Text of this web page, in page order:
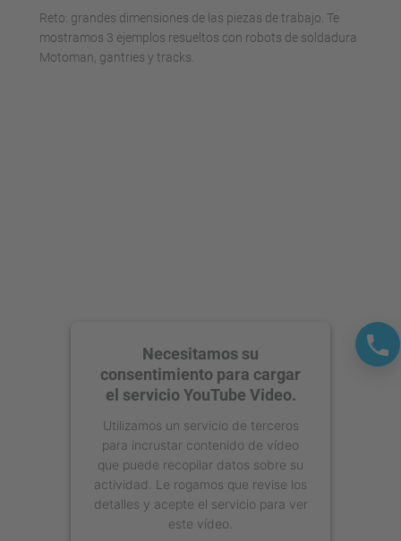
powered by
Usercentrics Consent
Management Platform
Reto: grandes dimensiones de las piezas de trabajo. Te
mostramos 3 ejemplos resueltos con robots de soldadura
Motoman, gantries y tracks.
Necesitamos su
consentimiento para cargar
el servicio YouTube Video.
Utilizamos un servicio de terceros
para incrustar contenido de vídeo
que puede recopilar datos sobre su
actividad. Le rogamos que revise los
detalles y acepte el servicio para ver
este vídeo.